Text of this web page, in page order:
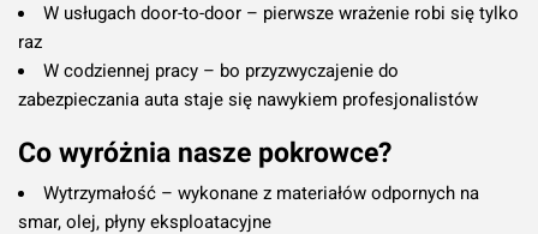
W usługach door-to-door – pierwsze wrażenie robi się tylko
raz
W codziennej pracy – bo przyzwyczajenie do
zabezpieczania auta staje się nawykiem profesjonalistów
Co wyróżnia nasze pokrowce?
Wytrzymałość – wykonane z materiałów odpornych na
smar, olej, płyny eksploatacyjne